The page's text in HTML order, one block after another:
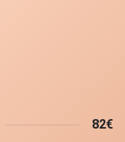
82€